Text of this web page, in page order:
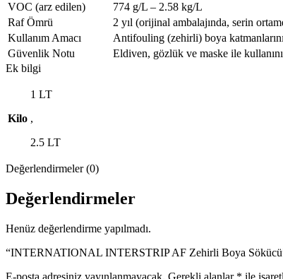
VOC (arz edilen)
774 g/L – 2.58 kg/L
Raf Ömrü
2 yıl (orijinal ambalajında, serin
Kullanım Amacı
Antifouling (zehirli) boya
Güvenlik Notu
Eldiven, gözlük ve maske ile
Ek bilgi
Kilo
1 LT
,
2.5 LT
Değerlendirmeler (0)
Değerlendirmeler
Henüz değerlendirme yapılmadı.
“INTERNATIONAL INTERSTRIP AF Zehirli Boya
E-posta adresiniz yayınlanmayacak. Gerekli alanlar * ile